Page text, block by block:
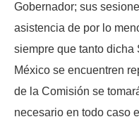
Gobernador; sus
asistencia de por lo
siempre que tanto dicha
México se encuentren
de la Comisión se
necesario en todo caso